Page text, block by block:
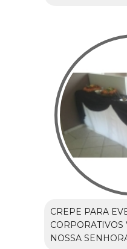
CREPE PARA
NOSSA